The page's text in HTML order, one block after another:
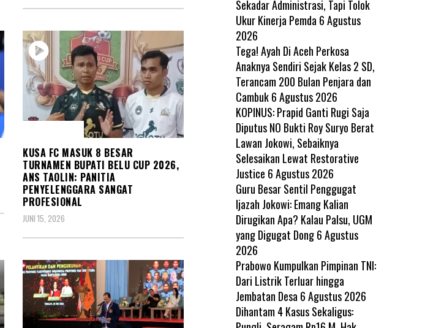
KUSA FC MASUK 8 BESAR
TURNAMEN BUPATI BELU CUP 2026,
ANS TAOLIN: PANITIA
PENYELENGGARA SANGAT
PROFESIONAL
JUNI 15, 2026
Sekadar Administrasi, Tapi Tolok
Ukur Kinerja Pemda 6 Agustus
2026
Tega! Ayah Di Aceh Perkosa
Anaknya Sendiri Sejak Kelas 2 SD,
Terancam 200 Bulan Penjara dan
Cambuk 6 Agustus 2026
KOPINUS: Prapid Ganti Rugi Saja
Diputus NO Bukti Roy Suryo Berat
Lawan Jokowi, Sebaiknya
Selesaikan Lewat Restorative
Justice 6 Agustus 2026
Guru Besar Sentil Penggugat
Ijazah Jokowi: Emang Kalian
Dirugikan Apa? Kalau Palsu, UGM
yang Digugat Dong 6 Agustus
2026
Prabowo Kumpulkan Pimpinan TNI:
Dari Listrik Terluar hingga
Jembatan Desa 6 Agustus 2026
Dihantam 4 Kasus Sekaligus: